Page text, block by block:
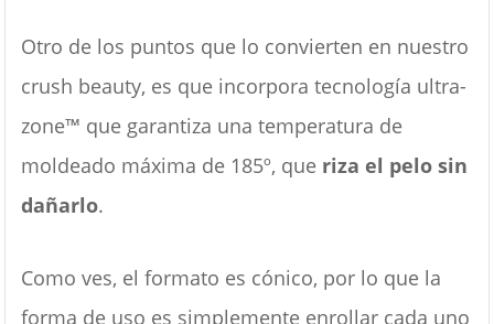
Otro de los puntos que lo convierten en nuestro
crush beauty, es que incorpora tecnología ultra-
zone™ que garantiza una temperatura de
moldeado máxima de 185º, que riza el pelo sin
dañarlo.
Como ves, el formato es cónico, por lo que la
forma de uso es simplemente enrollar cada uno